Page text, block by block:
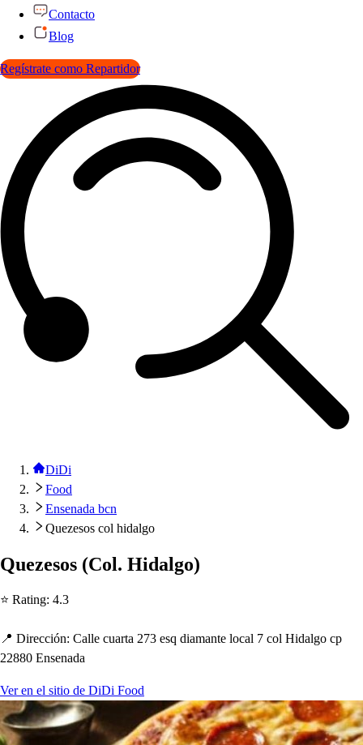
Contacto
Blog
Regístrate como Repartidor
DiDi
Food
Ensenada bcn
Quezesos col hidalgo
Quezesos (Col. Hidalgo)
⭐ Rating: 4.3
📍 Dirección: Calle cuarta 273 esq diamante local 7 col Hidalgo cp
22880 Ensenada
Ver en el sitio de DiDi Food